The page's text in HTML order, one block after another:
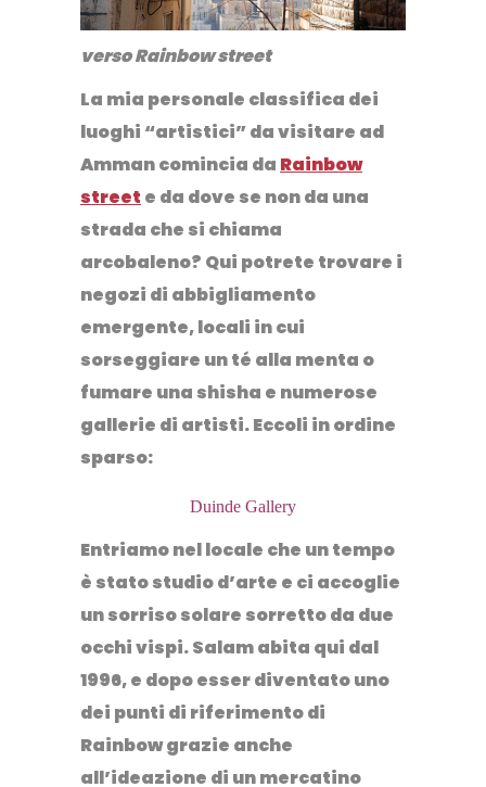
verso Rainbow street
La mia personale classifica dei
luoghi “artistici” da visitare ad
Amman comincia da Rainbow
street e da dove se non da una
strada che si chiama
arcobaleno? Qui potrete trovare i
negozi di abbigliamento
emergente, locali in cui
sorseggiare un té alla menta o
fumare una shisha e numerose
gallerie di artisti. Eccoli in ordine
sparso:
Duinde Gallery
Entriamo nel locale che un tempo
è stato studio d’arte e ci accoglie
un sorriso solare sorretto da due
occhi vispi. Salam abita qui dal
1996, e dopo esser diventato uno
dei punti di riferimento di
Rainbow grazie anche
all’ideazione di un mercatino